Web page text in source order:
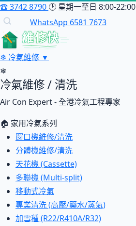
☎3742 8790 🕑 星期一至日 8:00-22:00
WhatsApp 6581 7673
維修快
❄ 冷氣維修 ▼
❄
冷氣維修 / 清洗
Air Con Expert - 全港冷氣工程專家
🏠 家用冷氣系列
窗口機維修/清洗
分體機維修/清洗
天花機 (Cassette)
多聯機 (Multi-split)
移動式冷氣
專業清洗 (高壓/藥水/蒸氣)
加雪種 (R22/R410A/R32)